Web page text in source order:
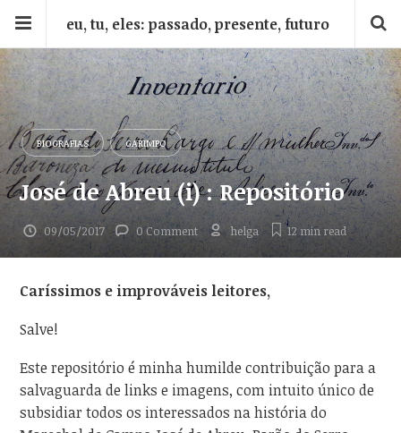
eu, tu, eles: passado, presente, futuro
BIOGRAFIAS GARIMPO
José de Abreu (i) : Repositório
09/05/2017 0 Comment helga 12 minread
Caríssimos e improváveis leitores,
Salve!
Este repositório é minha humilde contribuição para a
salvaguarda de links e imagens, com intuito único de
subsidiar todos os interessados na história do